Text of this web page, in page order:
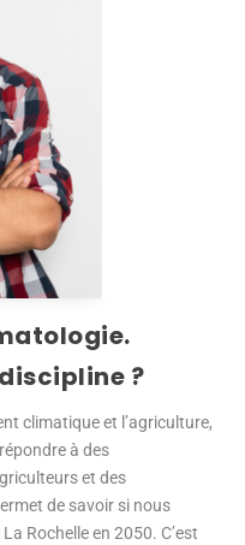
?
climatique et l’agriculture,
à des
et des
de savoir si nous
Rochelle en 2050. C’est